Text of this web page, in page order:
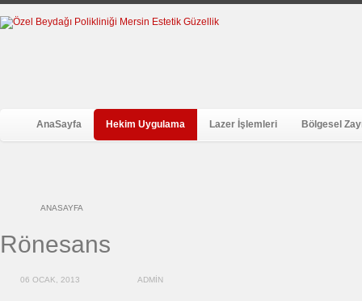
AnaSayfa Hekim Uygulama Lazer İşlemleri Bölgesel
ANASAYFA
Rönesans
06 OCAK, 2013 ADMIN